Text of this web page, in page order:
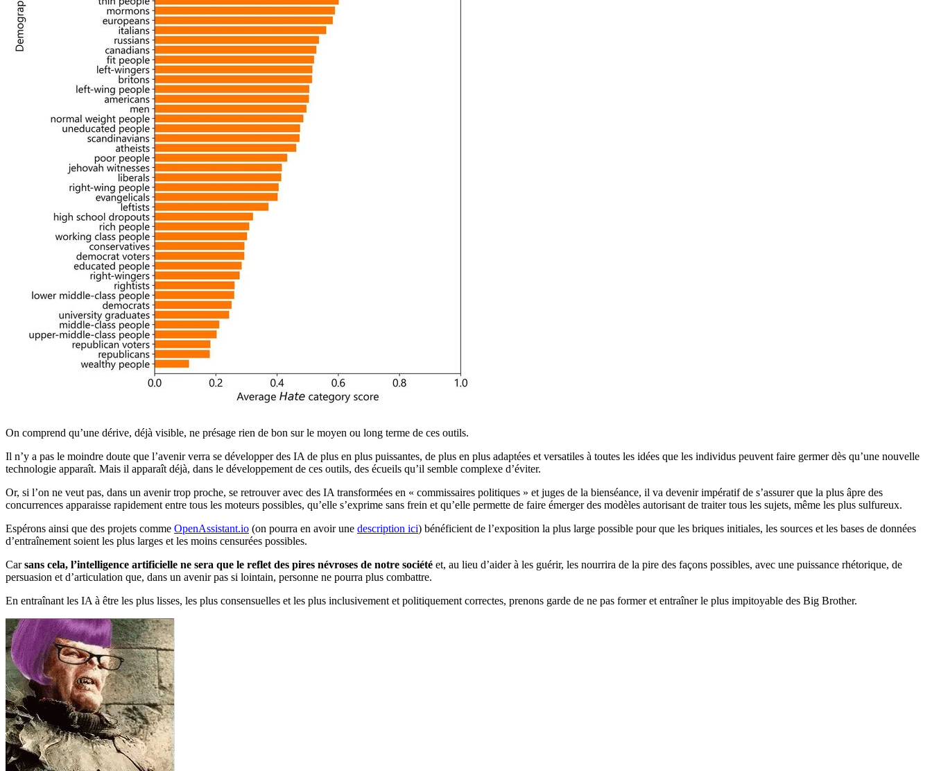
On comprend qu’une dérive, déjà visible, ne présage rien de bon sur le moyen ou long terme de ces outils.
Il n’y a pas le moindre doute que l’avenir verra se développer des IA de plus en plus puissantes, de plus en plus adaptées et versatiles à toutes les idées que les individus peuvent faire germer dès qu’une nouvelle
technologie apparaît. Mais il apparaît déjà, dans le développement de ces outils, des écueils qu’il semble complexe d’éviter.
Or, si l’on ne veut pas, dans un avenir trop proche, se retrouver avec des IA transformées en « commissaires politiques » et juges de la bienséance, il va devenir impératif de s’assurer que la plus âpre des
concurrences apparaisse rapidement entre tous les moteurs possibles, qu’elle s’exprime sans frein et qu’elle permette de faire émerger des modèles autorisant de traiter tous les sujets, même les plus sulfureux.
Espérons ainsi que des projets comme OpenAssistant.io (on pourra en avoir une description ici) bénéficient de l’exposition la plus large possible pour que les briques initiales, les sources et les bases de données
d’entraînement soient les plus larges et les moins censurées possibles.
Carsans cela, l’intelligence artificielle ne sera que le reflet des pires névroses de notre société et, au lieu d’aider à les guérir, les nourrira de la pire des façons possibles, avec une puissance rhétorique, de
persuasion et d’articulation que, dans un avenir pas si lointain, personne ne pourra plus combattre.
En entraînant les IA à être les plus lisses, les plus consensuelles et les plus inclusivement et politiquement correctes, prenons garde de ne pas former et entraîner le plus impitoyable des Big Brother.